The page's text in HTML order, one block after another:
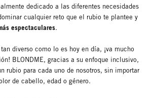
dedicado a las diferentes necesidades
cualquier reto que el rubio te plantee y
espectaculares.
diverso como lo es hoy en día, ¡va mucho
BLONDME, gracias a su enfoque inclusivo,
rubio para cada uno de nosotros, sin importar
de cabello, edad o género.